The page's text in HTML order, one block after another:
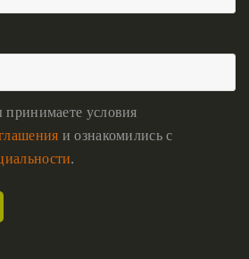
условия
и ознакомились с
.